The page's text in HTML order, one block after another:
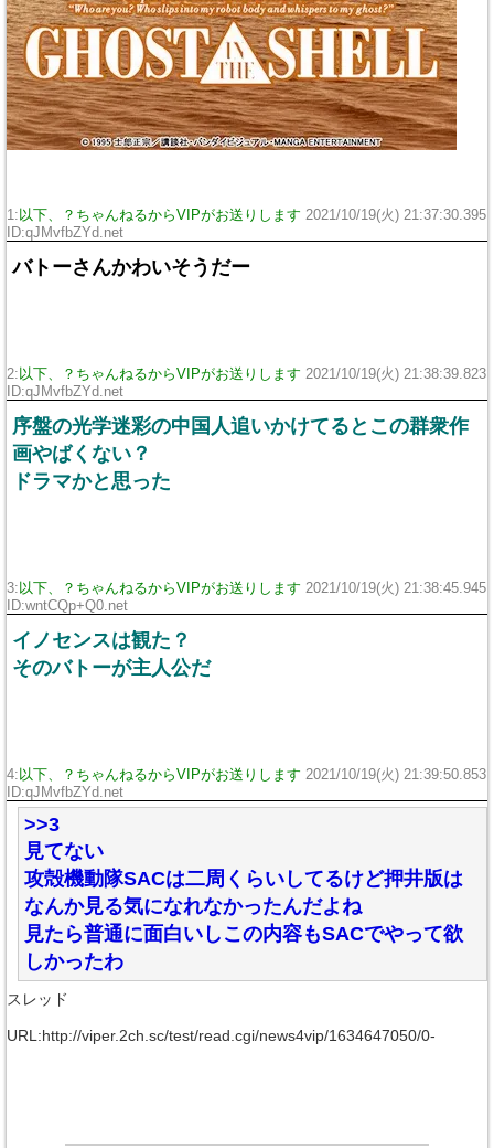
1: 以下、？ちゃんねるからVIPがお送りします 2021/10/19(火) 21:37:30.395
ID:qJMvfbZYd.net
バトーさんかわいそうだー
2: 以下、？ちゃんねるからVIPがお送りします 2021/10/19(火) 21:38:39.823
ID:qJMvfbZYd.net
序盤の光学迷彩の中国人追いかけてるとこの群衆作
画やばくない？
ドラマかと思った
3: 以下、？ちゃんねるからVIPがお送りします 2021/10/19(火) 21:38:45.945
ID:wntCQp+Q0.net
イノセンスは観た？
そのバトーが主人公だ
4: 以下、？ちゃんねるからVIPがお送りします 2021/10/19(火) 21:39:50.853
ID:qJMvfbZYd.net
>>3
見てない
攻殻機動隊SACは二周くらいしてるけど押井版は
なんか見る気になれなかったんだよね
見たら普通に面白いしこの内容もSACでやって欲
しかったわ
スレッド
URL:http://viper.2ch.sc/test/read.cgi/news4vip/1634647050/0-